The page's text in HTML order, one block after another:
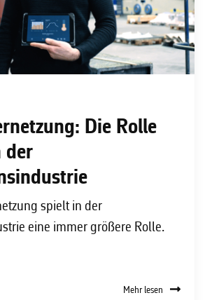
Die Rolle
der
spielt in der
eine immer größere Rolle.
Mehr lesen